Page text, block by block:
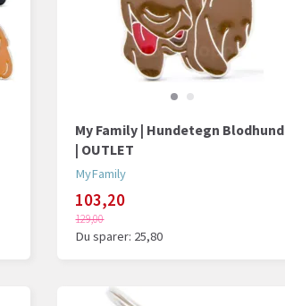
My Family | Hundetegn Blodhund
| OUTLET
MyFamily
103,20
129,00
Du sparer: 25,80